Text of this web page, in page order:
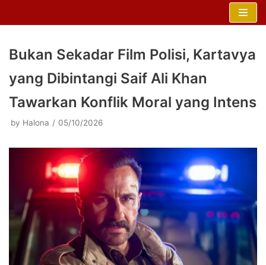
Bukan Sekadar Film Polisi, Kartavya
yang Dibintangi Saif Ali Khan
Tawarkan Konflik Moral yang Intens
by Halona 05/10/2026